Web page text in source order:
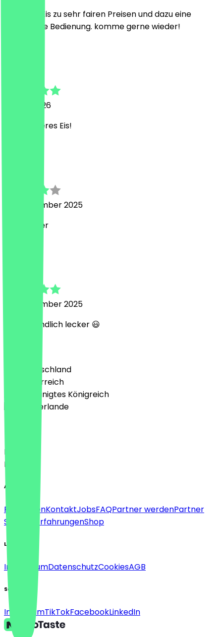
Leckeres Eis zu sehr fairen Preisen und dazu eine
freundliche Bedienung. komme gerne wieder!
7. April 2026
Sehr leckeres Eis!
20. September 2025
Sehr lecker
20. September 2025
Sehr freundlich lecker 😃
🇩🇪 Deutschland
🇦🇹 Österreich
🇬🇧 Vereinigtes Königreich
🇳🇱 Niederlande
Deutsch
English
About
Für FirmenKontaktJobsFAQPartner werdenPartner
Support
ErfahrungenShop
Legal
ImpressumDatenschutzCookiesAGB
Social
InstagramTikTokFacebookLinkedIn